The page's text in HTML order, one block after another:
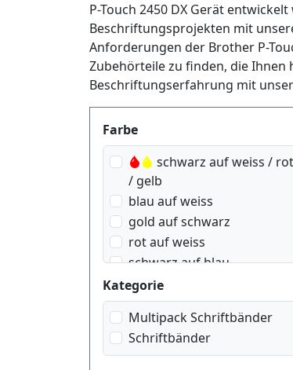
P-Touch 2450 DX Gerät
Beschriftungsprojekten mit
Anforderungen der Brother P-
Zubehörteile zu finden, die Ihnen
Beschriftungserfahrung mit
Produktfilter
Farbe
schwarz auf weiss / rot
/ gelb
blau auf weiss
gold auf schwarz
rot auf weiss
schwarz auf blau
schwarz auf gelb
schwarz auf grün
schwarz auf rot
schwarz auf signal Orange
Kategorie
Multipack Schriftbänder
Schriftbänder